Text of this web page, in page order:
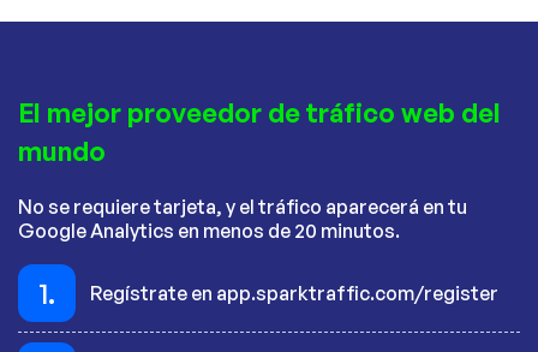
El mejor proveedor de tráfico web del
mundo
No se requiere tarjeta, y el tráfico aparecerá en tu
Google Analytics en menos de 20 minutos.
1. Regístrate en app.sparktraffic.com/register